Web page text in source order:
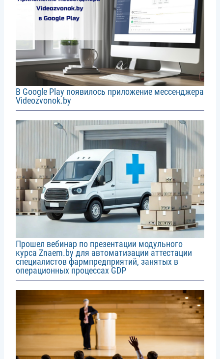
В Google Play появилось приложение мессенджера
Videozvonok.by
Image
Прошел вебинар по презентации модульного
курса Znaem.by для автоматизации аттестации
специалистов фармпредприятий, занятых в
операционных процессах GDP